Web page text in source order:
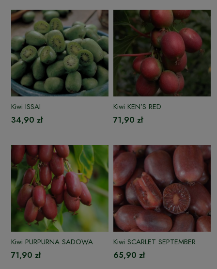
Kiwi ISSAI
34,90 zł
Kiwi KEN’S RED
71,90 zł
Kiwi PURPURNA SADOWA
71,90 zł
Kiwi SCARLET SEPTEMBER
65,90 zł